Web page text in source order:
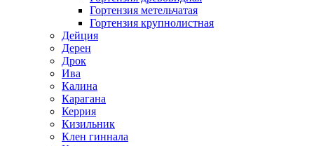
Гортензия метельчатая
Гортензия крупнолистная
Дейция
Дерен
Дрок
Ива
Калина
Карагана
Керрия
Кизильник
Клен гиннала